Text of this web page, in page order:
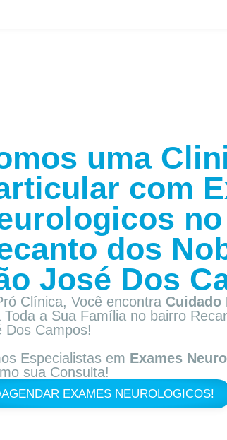
uma
com
dos
José Dos
Clínica, Você encontra Cuidado
Toda a Sua Família no bairro
Dos Campos!
Especialistas em Exames
sua Consulta!
AGENDAR EXAMES NEUROLOGICOS!